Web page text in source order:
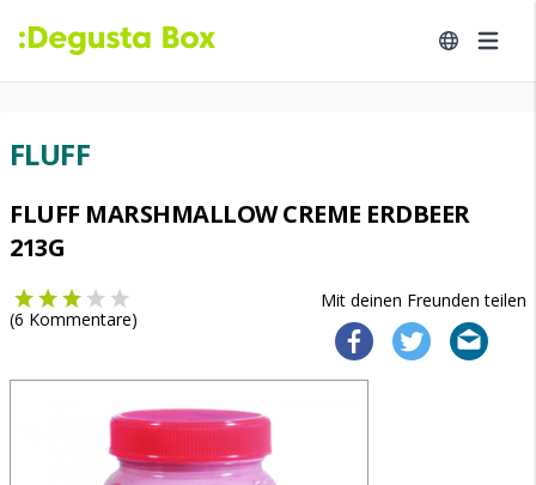
FLUFF
FLUFF MARSHMALLOW CREME ERDBEER
213G
Mit deinen Freunden teilen
(6 Kommentare)